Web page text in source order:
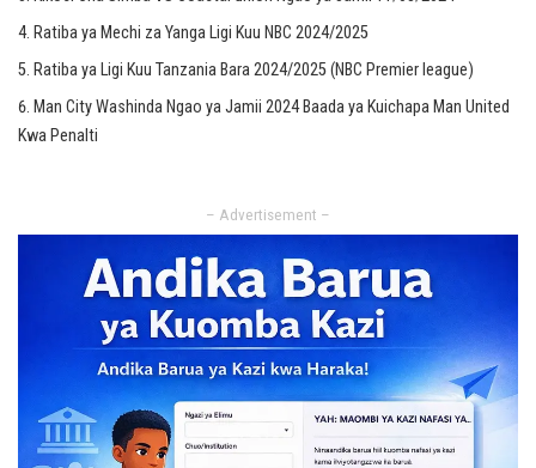
Ratiba ya Mechi za Yanga Ligi Kuu NBC 2024/2025
Ratiba ya Ligi Kuu Tanzania Bara 2024/2025 (NBC Premier league)
Man City Washinda Ngao ya Jamii 2024 Baada ya Kuichapa Man United
Kwa Penalti
– Advertisement –